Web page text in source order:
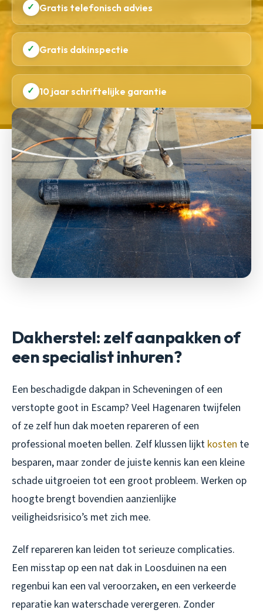
✓ Gratis telefonisch advies
✓ Gratis dakinspectie
✓ 10 jaar schriftelijke garantie
Dakherstel: zelf aanpakken of
een specialist inhuren?
Een beschadigde dakpan in Scheveningen of een
verstopte goot in Escamp? Veel Hagenaren twijfelen
of ze zelf hun dak moeten repareren of een
professional moeten bellen. Zelf klussen lijkt kosten te
besparen, maar zonder de juiste kennis kan een kleine
schade uitgroeien tot een groot probleem. Werken op
hoogte brengt bovendien aanzienlijke
veiligheidsrisico’s met zich mee.
Zelf repareren kan leiden tot serieuze complicaties.
Een misstap op een nat dak in Loosduinen na een
regenbui kan een val veroorzaken, en een verkeerde
reparatie kan waterschade verergeren. Zonder